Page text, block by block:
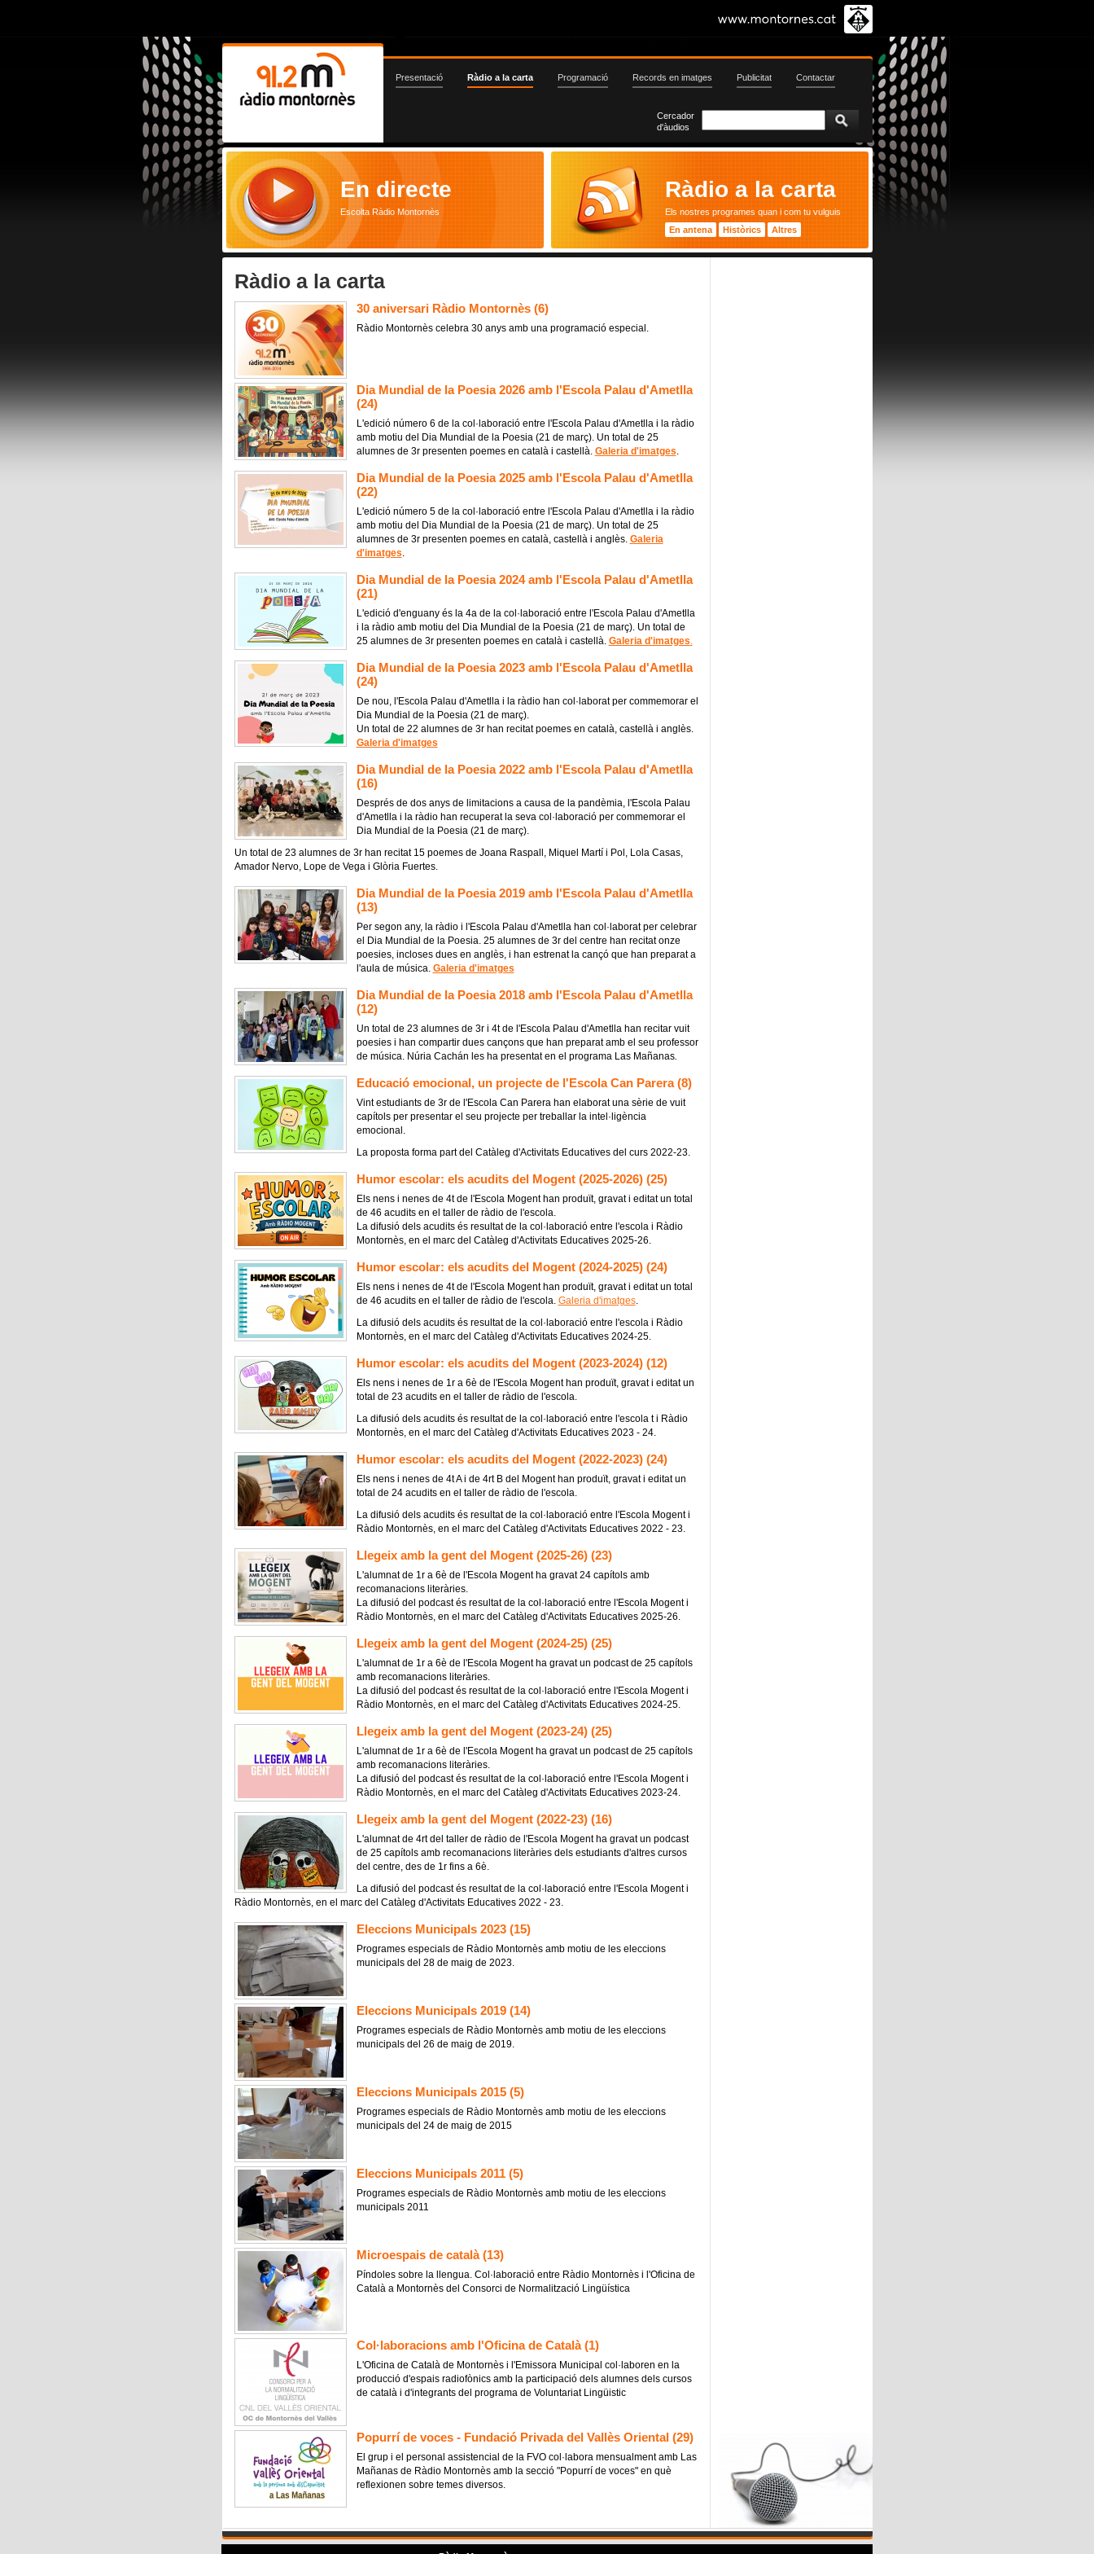
Presentació Ràdio a la carta Programació Records en imatges Publicitat Contactar
Cercador
d'àudios
En directe
Escolta Ràdio Montornès
Ràdio a la carta
Els nostres programes quan i com tu vulguis
En antena
Històrics Altres
Ràdio a la carta
30 aniversari Ràdio Montornès (6)
Ràdio Montornès celebra 30 anys amb una programació especial.
Dia Mundial de la Poesia 2026 amb l'Escola Palau d'Ametlla
(24)
L'edició número 6 de la col·laboració entre l'Escola Palau d'Ametlla i la ràdio
amb motiu del Dia Mundial de la Poesia (21 de març). Un total de 25
alumnes de 3r presenten poemes en català i castellà. Galeria d'imatges.
Dia Mundial de la Poesia 2025 amb l'Escola Palau d'Ametlla
(22)
L'edició número 5 de la col·laboració entre l'Escola Palau d'Ametlla i la ràdio
amb motiu del Dia Mundial de la Poesia (21 de març). Un total de 25
alumnes de 3r presenten poemes en català, castellà i anglès. Galeria
d'imatges.
Dia Mundial de la Poesia 2024 amb l'Escola Palau d'Ametlla
(21)
L'edició d'enguany és la 4a de la col·laboració entre l'Escola Palau d'Ametlla
i la ràdio amb motiu del Dia Mundial de la Poesia (21 de març). Un total de
25 alumnes de 3r presenten poemes en català i castellà. Galeria d'imatges.
Dia Mundial de la Poesia 2023 amb l'Escola Palau d'Ametlla
(24)
De nou, l'Escola Palau d'Ametlla i la ràdio han col·laborat per commemorar el
Dia Mundial de la Poesia (21 de març).
Un total de 22 alumnes de 3r han recitat poemes en català, castellà i anglès.
Galeria d'imatges
Dia Mundial de la Poesia 2022 amb l'Escola Palau d'Ametlla
(16)
Després de dos anys de limitacions a causa de la pandèmia, l'Escola Palau
d'Ametlla i la ràdio han recuperat la seva col·laboració per commemorar el
Dia Mundial de la Poesia (21 de març).
Un total de 23 alumnes de 3r han recitat 15 poemes de Joana Raspall, Miquel Martí i Pol, Lola Casas,
Amador Nervo, Lope de Vega i Glòria Fuertes.
Dia Mundial de la Poesia 2019 amb l'Escola Palau d'Ametlla
(13)
Per segon any, la ràdio i l'Escola Palau d'Ametlla han col·laborat per celebrar
el Dia Mundial de la Poesia. 25 alumnes de 3r del centre han recitat onze
poesies, incloses dues en anglès, i han estrenat la cançó que han preparat a
l'aula de música. Galeria d'imatges
Dia Mundial de la Poesia 2018 amb l'Escola Palau d'Ametlla
(12)
Un total de 23 alumnes de 3r i 4t de l'Escola Palau d'Ametlla han recitar vuit
poesies i han compartir dues cançons que han preparat amb el seu professor
de música. Núria Cachán les ha presentat en el programa Las Mañanas.
Educació emocional, un projecte de l'Escola Can Parera (8)
Vint estudiants de 3r de l'Escola Can Parera han elaborat una sèrie de vuit
capítols per presentar el seu projecte per treballar la intel·ligència
emocional.
La proposta forma part del Catàleg d'Activitats Educatives del curs 2022-23.
Humor escolar: els acudits del Mogent (2025-2026) (25)
Els nens i nenes de 4t de l'Escola Mogent han produït, gravat i editat un total
de 46 acudits en el taller de ràdio de l'escola.
La difusió dels acudits és resultat de la col·laboració entre l'escola i Ràdio
Montornès, en el marc del Catàleg d'Activitats Educatives 2025-26.
Humor escolar: els acudits del Mogent (2024-2025) (24)
Els nens i nenes de 4t de l'Escola Mogent han produït, gravat i editat un total
de 46 acudits en el taller de ràdio de l'escola. Galeria d'imatges.
La difusió dels acudits és resultat de la col·laboració entre l'escola i Ràdio
Montornès, en el marc del Catàleg d'Activitats Educatives 2024-25.
Humor escolar: els acudits del Mogent (2023-2024) (12)
Els nens i nenes de 1r a 6è de l'Escola Mogent han produït, gravat i editat un
total de 23 acudits en el taller de ràdio de l'escola.
La difusió dels acudits és resultat de la col·laboració entre l'escola t i Ràdio
Montornès, en el marc del Catàleg d'Activitats Educatives 2023 - 24.
Humor escolar: els acudits del Mogent (2022-2023) (24)
Els nens i nenes de 4t A i de 4rt B del Mogent han produït, gravat i editat un
total de 24 acudits en el taller de ràdio de l'escola.
La difusió dels acudits és resultat de la col·laboració entre l'Escola Mogent i
Ràdio Montornès, en el marc del Catàleg d'Activitats Educatives 2022 - 23.
Llegeix amb la gent del Mogent (2025-26) (23)
L'alumnat de 1r a 6è de l'Escola Mogent ha gravat 24 capítols amb
recomanacions literàries.
La difusió del podcast és resultat de la col·laboració entre l'Escola Mogent i
Ràdio Montornès, en el marc del Catàleg d'Activitats Educatives 2025-26.
Llegeix amb la gent del Mogent (2024-25) (25)
L'alumnat de 1r a 6è de l'Escola Mogent ha gravat un podcast de 25 capítols
amb recomanacions literàries.
La difusió del podcast és resultat de la col·laboració entre l'Escola Mogent i
Ràdio Montornès, en el marc del Catàleg d'Activitats Educatives 2024-25.
Llegeix amb la gent del Mogent (2023-24) (25)
L'alumnat de 1r a 6è de l'Escola Mogent ha gravat un podcast de 25 capítols
amb recomanacions literàries.
La difusió del podcast és resultat de la col·laboració entre l'Escola Mogent i
Ràdio Montornès, en el marc del Catàleg d'Activitats Educatives 2023-24.
Llegeix amb la gent del Mogent (2022-23) (16)
L'alumnat de 4rt del taller de ràdio de l'Escola Mogent ha gravat un podcast
de 25 capítols amb recomanacions literàries dels estudiants d'altres cursos
del centre, des de 1r fins a 6è.
La difusió del podcast és resultat de la col·laboració entre l'Escola Mogent i
Ràdio Montornès, en el marc del Catàleg d'Activitats Educatives 2022 - 23.
Eleccions Municipals 2023 (15)
Programes especials de Ràdio Montornès amb motiu de les eleccions
municipals del 28 de maig de 2023.
Eleccions Municipals 2019 (14)
Programes especials de Ràdio Montornès amb motiu de les eleccions
municipals del 26 de maig de 2019.
Eleccions Municipals 2015 (5)
Programes especials de Ràdio Montornès amb motiu de les eleccions
municipals del 24 de maig de 2015
Eleccions Municipals 2011 (5)
Programes especials de Ràdio Montornès amb motiu de les eleccions
municipals 2011
Microespais de català (13)
Píndoles sobre la llengua. Col·laboració entre Ràdio Montornès i l'Oficina de
Català a Montornès del Consorci de Normalització Lingüística
Col·laboracions amb l'Oficina de Català (1)
L'Oficina de Català de Montornès i l'Emissora Municipal col·laboren en la
producció d'espais radiofònics amb la participació dels alumnes dels cursos
de català i d'integrants del programa de Voluntariat Lingüistic
Popurrí de voces - Fundació Privada del Vallès Oriental (29)
El grup i el personal assistencial de la FVO col·labora mensualment amb Las
Mañanas de Ràdio Montornès amb la secció "Popurrí de voces" en què
reflexionen sobre temes diversos.